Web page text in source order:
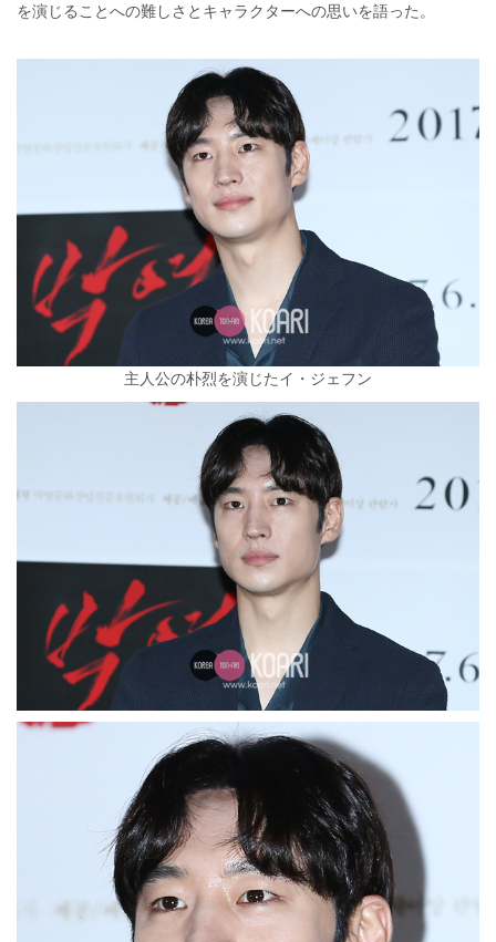
を演じることへの難しさとキャラクターへの思いを語った。
主人公の朴烈を演じたイ・ジェフン